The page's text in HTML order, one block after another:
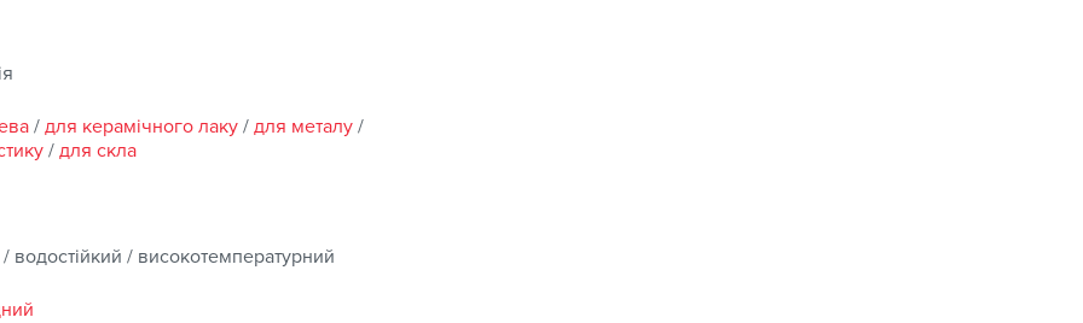
води, розчинів лугів або кислота.
привабливість з'єднання.
/ для керамічного лаку / для металу /
/ для скла
водостійкий / високотемпературний